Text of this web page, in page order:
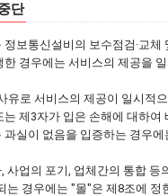
단
보통신설비의 보수점검·교체
한 경우에는 서비스의 제공을
유로 서비스의 제공이 일시적
는 제3자가 입은 손해에 대하여
과실이 없음을 입증하는 경우에
사업의 포기, 업체간의 통합 등
는 경우에는 "몰"은 제8조에 정